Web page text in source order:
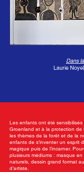
Dans
Laurie
Les enfants ont été
Groenland et à la protection de
les thèmes de la forêt et de la
enfants de s’inventer un esprit
magique puis de l’incarner.
plusieurs médiums : masque
naturels, dessin grand format
d’artiste.